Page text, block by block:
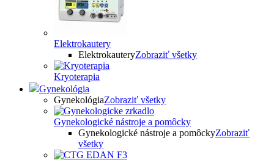
Elektrokautery
ElektrokauteryZobraziť všetky
Kryoterapia
Gynekológia
GynekológiaZobraziť všetky
Gynekologické nástroje a pomôcky
Gynekologické nástroje a pomôckyZobraziť
všetky